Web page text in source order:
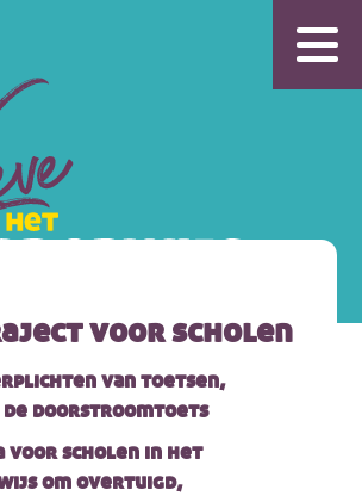
voor scholen
van toetsen,
de doorstroomtoets
voor scholen in het
om overtuigd,